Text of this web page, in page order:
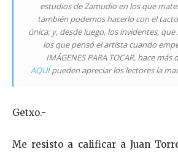
estudios de Zamudio en los que
también podemos hacerlo con el
única; y, desde luego, los invidentes,
los que pensó el artista cuando
IMÁGENES PARA TOCAR, hace más
AQUÍpueden apreciar los lectores la
Getxo.-
Me resisto a calificar a Juan